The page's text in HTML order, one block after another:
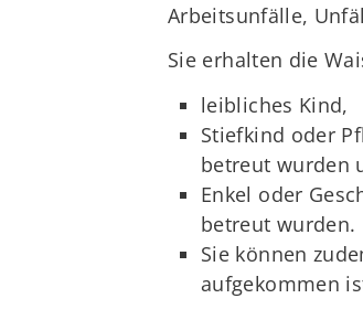
Arbeitsunfälle,
Sie erhalten die
leibliches Kind,
Stiefkind oder
betreut wurden
Enkel oder
betreut wurden.
Sie können
aufgekommen